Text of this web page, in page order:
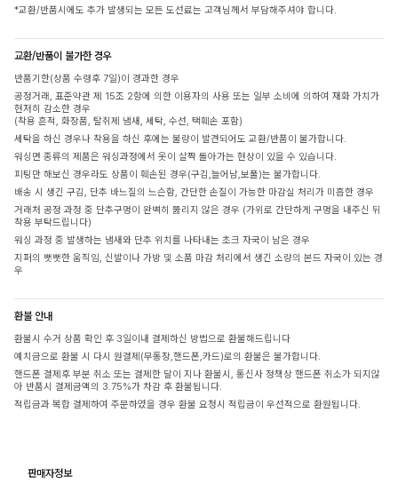
*교환/반품시에도 추가 발생되는 모든 도선료는 고객님께서 부담해주셔야 합니다.
교환/반품이 불가한 경우
반품기한(상품 수령후 7일)이 경과한 경우
공정거래, 표준약관 제 15조 2항에 의한 이용자의 사용 또는 일부 소비에 의하여 재화 가치가
현저히 감소한 경우
(착용 흔적, 화장품, 탈취제 냄새, 세탁, 수선, 택훼손 포함)
세탁을 하신 경우나 착용을 하신 후에는 불량이 발견되어도 교환/반품이 불가합니다.
워싱면 종류의 제품은 워싱과정에서 옷이 살짝 돌아가는 현상이 있을 수 있습니다.
피팅만 해보신 경우라도 상품이 훼손된 경우(구김,늘어남,보풀)는 불가합니다.
배송 시 생긴 구김, 단추 바느질의 느슨함, 간단한 손질이 가능한 마감실 처리가 미흡한 경우
거래처 공정 과정 중 단추구멍이 완벽히 뚫리지 않은 경우 (가위로 간단하게 구멍을 내주신 뒤
착용 부탁드립니다)
워싱 과정 중 발생하는 냄새와 단추 위치를 나타내는 초크 자국이 남은 경우
지퍼의 뻣뻣한 움직임, 신발이나 가방 및 소품 마감 처리에서 생긴 소량의 본드 자국이 있는 경
우
환불 안내
환불시 수거 상품 확인 후 3일이내 결제하신 방법으로 환불해드립니다
예치금으로 환불 시 다시 원결제(무통장,핸드폰,카드)로의 환불은 불가합니다.
핸드폰 결제후 부분 취소 또는 결제한 달이 지나 환불시, 통신사 정책상 핸드폰 취소가 되지않
아 반품시 결제금액의 3.75%가 차감 후 환불됩니다.
적립금과 복합 결제하여 주문하였을 경우 환불 요청시 적립금이 우선적으로 환원됩니다.
판매자정보